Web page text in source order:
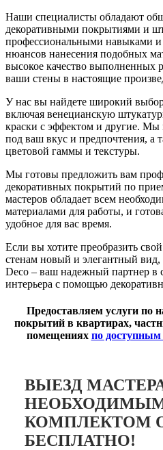
Наши специалисты обладают
декоративными покрытиями и
профессиональными навыками
нюансов нанесения подобных
высокое качество выполненных
ваши стены в настоящие
У нас вы найдете широкий
включая венецианскую
краски с эффектом и другие.
под ваш вкус и предпочтения, а
цветовой гаммы и текстуры.
Мы готовы предложить вам
декоративных покрытий по
мастеров обладает всем
материалами для работы, и
удобное для вас время.
Если вы хотите преобразить
стенам новый и элегантный
Deco – ваш надежный партнер в
интерьера с помощью
Предоставляем услуги по
покрытий в квартирах,
помещениях по доступным
ВЫЕЗД
КОМПЛЕКТОМ
БЕСПЛАТНО!